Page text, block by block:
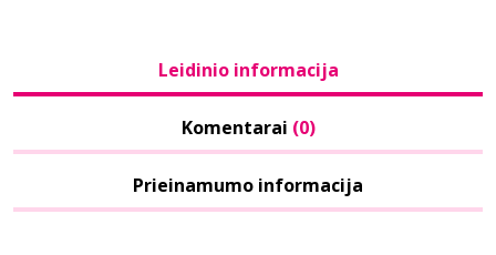
Leidinio informacija
Komentarai (0)
Prieinamumo informacija